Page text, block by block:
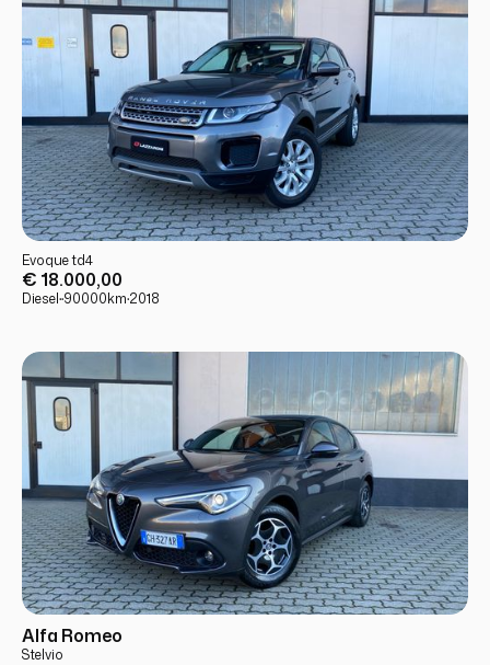
USATO
Evoque td4
€ 18.000,00
Diesel··90000km·2018
USATO
Alfa Romeo
Stelvio